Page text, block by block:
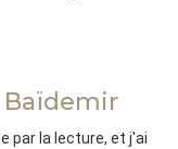
Baïdemir
par la lecture, et j'ai